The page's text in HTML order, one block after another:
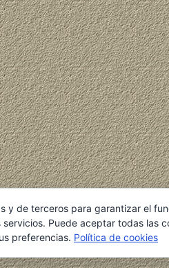
y de terceros para garantizar el
servicios. Puede aceptar todas las
preferencias. Política de cookies